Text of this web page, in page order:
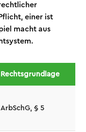
einer ist
macht aus
Rechtsgrundlage
ArbSchG, § 5